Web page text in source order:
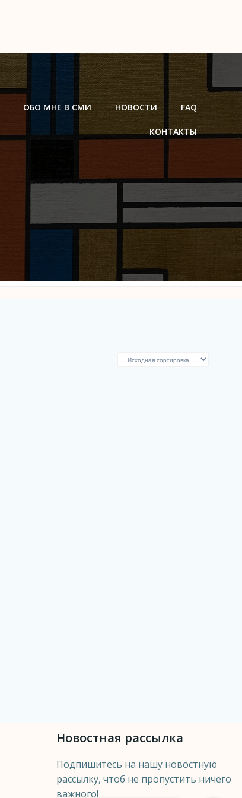
ОБО МНЕ В СМИ НОВОСТИ FAQ
КОНТАКТЫ
Новостная рассылка
Подпишитесь на нашу новостную
рассылку, чтоб не пропустить ничего
важного!